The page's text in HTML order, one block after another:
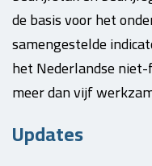
de basis voor het
samengestelde
het Nederlandse
meer dan vijf
Updates